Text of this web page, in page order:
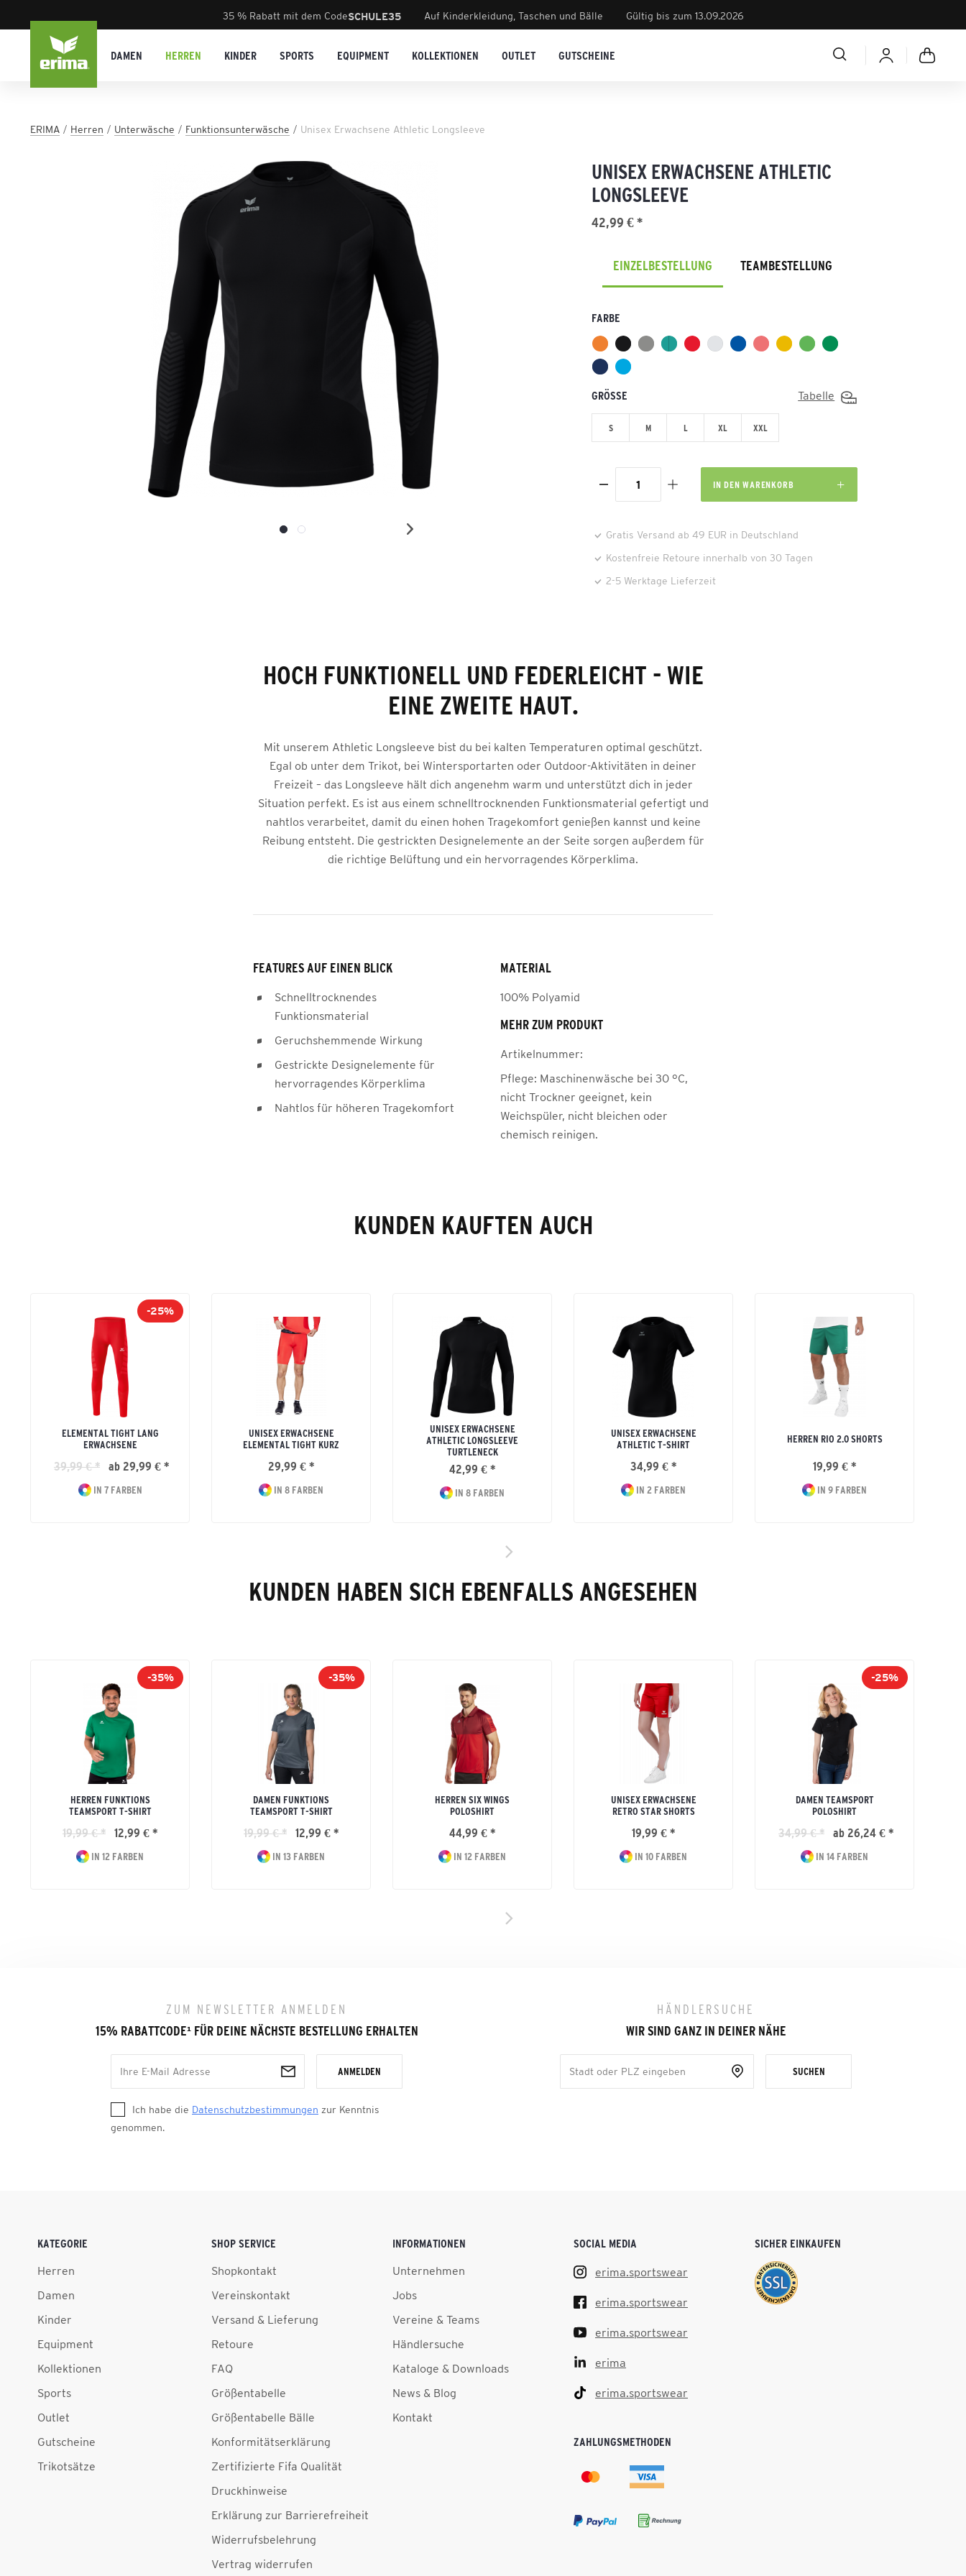
35 % Rabatt mit dem CodeSCHULE35 Auf Kinderkleidung, Taschen und Bälle Gültig bis zum 13.09.2026
DAMEN HERREN KINDER SPORTS EQUIPMENT KOLLEKTIONEN OUTLET GUTSCHEINE
ERIMA Herren Unterwäsche Funktionsunterwäsche Unisex Erwachsene Athletic Longsleeve
UNISEX ERWACHSENE ATHLETIC
LONGSLEEVE
42,99 € *
EINZELBESTELLUNG TEAMBESTELLUNG
FARBE
GRÖSSE Tabelle
S M L XL XXL
IN DEN WARENKORB
Gratis Versand ab 49 EUR in Deutschland
Kostenfreie Retoure innerhalb von 30 Tagen
2-5 Werktage Lieferzeit
HOCH FUNKTIONELL UND FEDERLEICHT - WIE
EINE ZWEITE HAUT.
Mit unserem Athletic Longsleeve bist du bei kalten Temperaturen optimal geschützt.
Egal ob unter dem Trikot, bei Wintersportarten oder Outdoor-Aktivitäten in deiner
Freizeit – das Longsleeve hält dich angenehm warm und unterstützt dich in jeder
Situation perfekt. Es ist aus einem schnelltrocknenden Funktionsmaterial gefertigt und
nahtlos verarbeitet, damit du einen hohen Tragekomfort genießen kannst und keine
Reibung entsteht. Die gestrickten Designelemente an der Seite sorgen außerdem für
die richtige Belüftung und ein hervorragendes Körperklima.
FEATURES AUF EINEN BLICK
Schnelltrocknendes
Funktionsmaterial
Geruchshemmende Wirkung
Gestrickte Designelemente für
hervorragendes Körperklima
Nahtlos für höheren Tragekomfort
MATERIAL
100% Polyamid
MEHR ZUM PRODUKT
Artikelnummer:
Pflege: Maschinenwäsche bei 30 °C,
nicht Trockner geeignet, kein
Weichspüler, nicht bleichen oder
chemisch reinigen.
KUNDEN KAUFTEN AUCH
-25%
ELEMENTAL TIGHT LANG
ERWACHSENE
39,99 € * ab 29,99 € *
IN 7 FARBEN
UNISEX ERWACHSENE
ELEMENTAL TIGHT KURZ
29,99 € *
IN 8 FARBEN
UNISEX ERWACHSENE
ATHLETIC LONGSLEEVE
TURTLENECK
42,99 € *
IN 8 FARBEN
UNISEX ERWACHSENE
ATHLETIC T-SHIRT
34,99 € *
IN 2 FARBEN
HERREN RIO 2.0 SHORTS
19,99 € *
IN 9 FARBEN
KUNDEN HABEN SICH EBENFALLS ANGESEHEN
-35%
HERREN FUNKTIONS
TEAMSPORT T-SHIRT
19,99 € * 12,99 € *
IN 12 FARBEN
-35%
DAMEN FUNKTIONS
TEAMSPORT T-SHIRT
19,99 € * 12,99 € *
IN 13 FARBEN
HERREN SIX WINGS
POLOSHIRT
44,99 € *
IN 12 FARBEN
UNISEX ERWACHSENE
RETRO STAR SHORTS
19,99 € *
IN 10 FARBEN
-25%
DAMEN TEAMSPORT
POLOSHIRT
34,99 € * ab 26,24 € *
IN 14 FARBEN
ZUM NEWSLETTER ANMELDEN
15% RABATTCODE¹FÜR DEINE NÄCHSTE BESTELLUNG ERHALTEN
ANMELDEN
Ich habe die Datenschutzbestimmungen zur Kenntnis
genommen.
HÄNDLERSUCHE
WIR SIND GANZ IN DEINER NÄHE
SUCHEN
KATEGORIE
Herren
Damen
Kinder
Equipment
Kollektionen
Sports
Outlet
Gutscheine
Trikotsätze
SHOP SERVICE
Shopkontakt
Vereinskontakt
Versand & Lieferung
Retoure
FAQ
Größentabelle
Größentabelle Bälle
Konformitätserklärung
Zertifizierte Fifa Qualität
Druckhinweise
Erklärung zur Barrierefreiheit
Widerrufsbelehrung
Vertrag widerrufen
INFORMATIONEN
Unternehmen
Jobs
Vereine & Teams
Händlersuche
Kataloge & Downloads
News & Blog
Kontakt
SOCIAL MEDIA
erima.sportswear
erima.sportswear
erima.sportswear
erima
erima.sportswear
ZAHLUNGSMETHODEN
SICHER EINKAUFEN